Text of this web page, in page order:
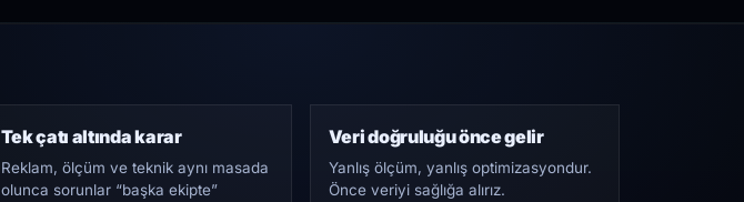
Tek çatı altında karar
Reklam, ölçüm ve teknik aynı masada
olunca sorunlar “başka ekipte”
Veri doğruluğu önce gelir
Yanlış ölçüm, yanlış optimizasyondur.
Önce veriyi sağlığa alırız.